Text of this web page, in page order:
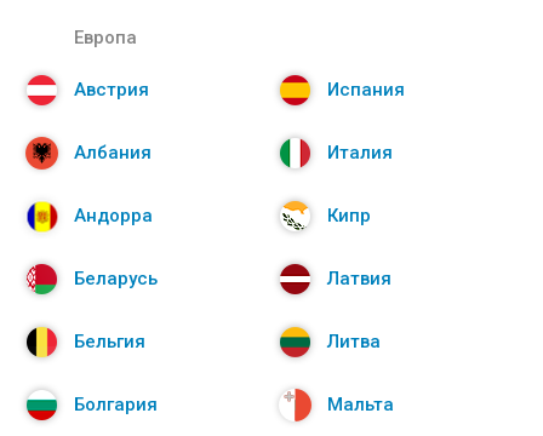
Европа
Австрия
Албания
Андорра
Беларусь
Бельгия
Болгария
Испания
Италия
Кипр
Латвия
Литва
Мальта